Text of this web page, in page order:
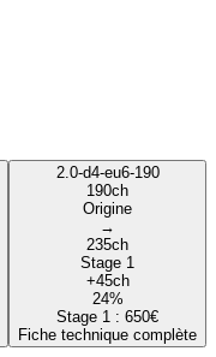
2.0-d4-eu6-190
190ch
Origine
→
235ch
Stage 1
+45ch
24%
Stage 1 : 650€
Fiche technique complète